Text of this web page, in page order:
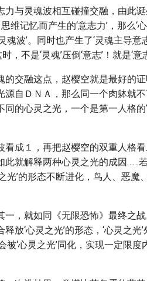
与灵魂波相互碰撞交融，由此诞
维记忆而产生的‘意志力’，那么‘
波’。同时也产生了‘灵魂主导意
，不是‘灵魂’压倒‘意志’！就是‘意
的交融这点，赵樱空就是最好的
源自ＤＮＡ，那么同一个肉躰就
的心灵之光，一个是第一人格的
看成１，再把赵樱空的双重人格
此就解释两种心灵之光的成因……
光’的形态不断进化，鸟人、恶
一，就如同《无限恐怖》最终之
放‘心灵之光’的形态，‘心灵之光
被‘心灵之光’同化，实现一定限